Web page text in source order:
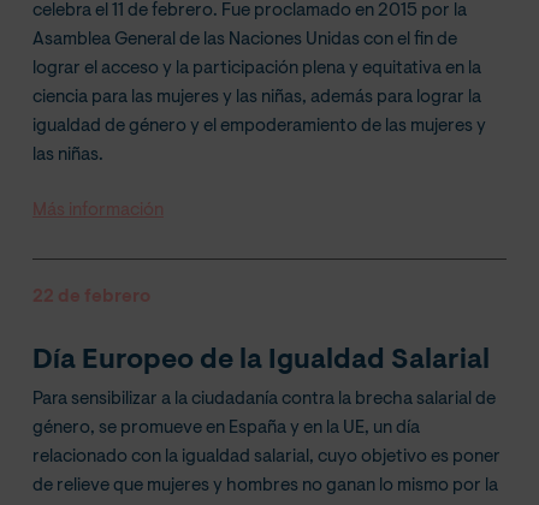
celebra el 11 de febrero. Fue proclamado en 2015 por la
Asamblea General de las Naciones Unidas con el fin de
lograr el acceso y la participación plena y equitativa en la
ciencia para las mujeres y las niñas, además para lograr la
igualdad de género y el empoderamiento de las mujeres y
las niñas.
Más información
22 de febrero
Día Europeo de la Igualdad Salarial
Para sensibilizar a la ciudadanía contra la brecha salarial de
género, se promueve en España y en la UE, un día
relacionado con la igualdad salarial, cuyo objetivo es poner
de relieve que mujeres y hombres no ganan lo mismo por la